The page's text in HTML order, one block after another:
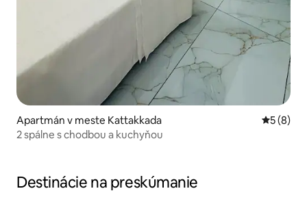
Apartmán v meste Kattakkada
5 (8)
2 spálne s chodbou a kuchyňou
Destinácie na preskúmanie